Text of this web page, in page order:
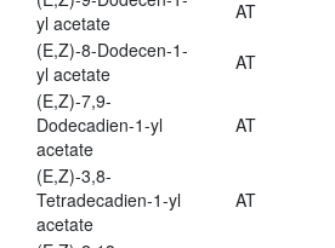
yl acetate
AT
(E,Z)-8-Dodecen-1-
yl acetate
AT
(E,Z)-7,9-
Dodecadien-1-yl
acetate
AT
(E,Z)-3,8-
Tetradecadien-1-yl
acetate
AT